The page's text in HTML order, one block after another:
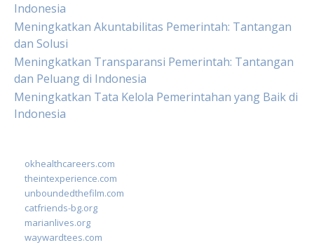
Indonesia
Meningkatkan Akuntabilitas Pemerintah: Tantangan
dan Solusi
Meningkatkan Transparansi Pemerintah: Tantangan
dan Peluang di Indonesia
Meningkatkan Tata Kelola Pemerintahan yang Baik di
Indonesia
okhealthcareers.com
theintexperience.com
unboundedthefilm.com
catfriends-bg.org
marianlives.org
waywardtees.com